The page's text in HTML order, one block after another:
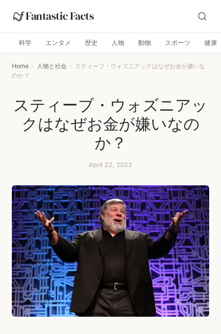
Fantastic Facts
科学 エンタメ 歴史 人物 動物 スポーツ 健康
Home › 人物と社会 › スティーブ・ウォズニアックはなぜお金が嫌いな
のか？
スティーブ・ウォズニアッ
クはなぜお金が嫌いなの
か？
April 22, 2022